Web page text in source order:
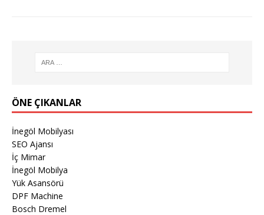
ÖNE ÇIKANLAR
İnegöl Mobilyası
SEO Ajansı
İç Mimar
İnegöl Mobilya
Yük Asansörü
DPF Machine
Bosch Dremel